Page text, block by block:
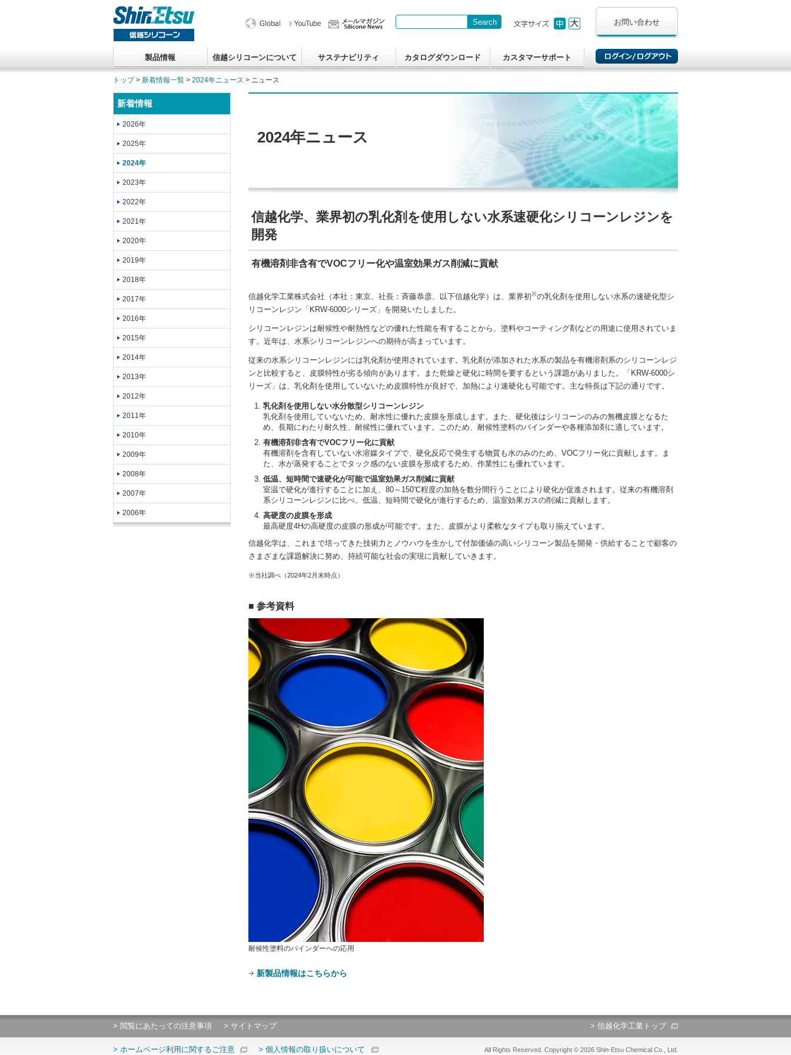
Write your search query here
Search お問い合わせ
製品情報 信越シリコーンについて サステナビリティ カタログダウンロード カスタマーサポート
トップ> 新着情報一覧 > 2024年ニュース > ニュース
新着情報
2026年
2025年
2024年
2023年
2022年
2021年
2020年
2019年
2018年
2017年
2016年
2015年
2014年
2013年
2012年
2011年
2010年
2009年
2008年
2007年
2006年
2024年ニュース
信越化学、業界初の乳化剤を使用しない水系速硬化シリコーンレジンを
開発
有機溶剤非含有でVOCフリー化や温室効果ガス削減に貢献
信越化学工業株式会社（本社：東京、社長：斉藤恭彦、以下信越化学）は、業界初※の乳化剤を使用しない水系の速硬化型シ
リコーンレジン「KRW-6000シリーズ」を開発いたしました。
シリコーンレジンは耐候性や耐熱性などの優れた性能を有することから、塗料やコーティング剤などの用途に使用されていま
す。近年は、水系シリコーンレジンへの期待が高まっています。
従来の水系シリコーンレジンには乳化剤が使用されています。乳化剤が添加された水系の製品を有機溶剤系のシリコーンレジ
ンと比較すると、皮膜特性が劣る傾向があります。また乾燥と硬化に時間を要するという課題がありました。「KRW-6000シ
リーズ」は、乳化剤を使用していないため皮膜特性が良好で、加熱により速硬化も可能です。主な特長は下記の通りです。
乳化剤を使用しない水分散型シリコーンレジン
乳化剤を使用していないため、耐水性に優れた皮膜を形成します。また、硬化後はシリコーンのみの無機皮膜となるた
め、長期にわたり耐久性、耐候性に優れています。このため、耐候性塗料のバインダーや各種添加剤に適しています。
有機溶剤非含有でVOCフリー化に貢献
有機溶剤を含有していない水溶媒タイプで、硬化反応で発生する物質も水のみのため、VOCフリー化に貢献します。ま
た、水が蒸発することでタック感のない皮膜を形成するため、作業性にも優れています。
低温、短時間で速硬化が可能で温室効果ガス削減に貢献
室温で硬化が進行することに加え、80～150℃程度の加熱を数分間行うことにより硬化が促進されます。従来の有機溶剤
系シリコーンレジンに比べ、低温、短時間で硬化が進行するため、温室効果ガスの削減に貢献します。
高硬度の皮膜を形成
最高硬度4Hの高硬度の皮膜の形成が可能です。また、皮膜がより柔軟なタイプも取り揃えています。
信越化学は、これまで培ってきた技術力とノウハウを生かして付加価値の高いシリコーン製品を開発・供給することで顧客の
さまざまな課題解決に努め、持続可能な社会の実現に貢献していきます。
※当社調べ（2024年2月末時点）
■ 参考資料
耐候性塗料のバインダーへの応用
新製品情報はこちらから
> 信越化学工業トップ
> 閲覧にあたっての注意事項 > サイトマップ
All Rights Reserved. Copyright © 2026 Shin-Etsu Chemical Co., Ltd.
> ホームページ利用に関するご注意 > 個人情報の取り扱いについて